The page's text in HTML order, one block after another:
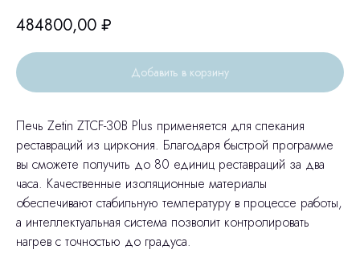
484800,00 ₽
Добавить в корзину
Печь Zetin ZTCF-30B Plus применяется для спекания
реставраций из циркония. Благодаря быстрой программе
вы сможете получить до 80 единиц реставраций за два
часа. Качественные изоляционные материалы
обеспечивают стабильную температуру в процессе работы,
а интеллектуальная система позволит контролировать
нагрев с точностью до градуса.